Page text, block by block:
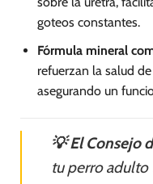
goteos constantes.
Fórmula mineral
refuerzan la salud
asegurando un
💡 El Consejo
tu perro adulto